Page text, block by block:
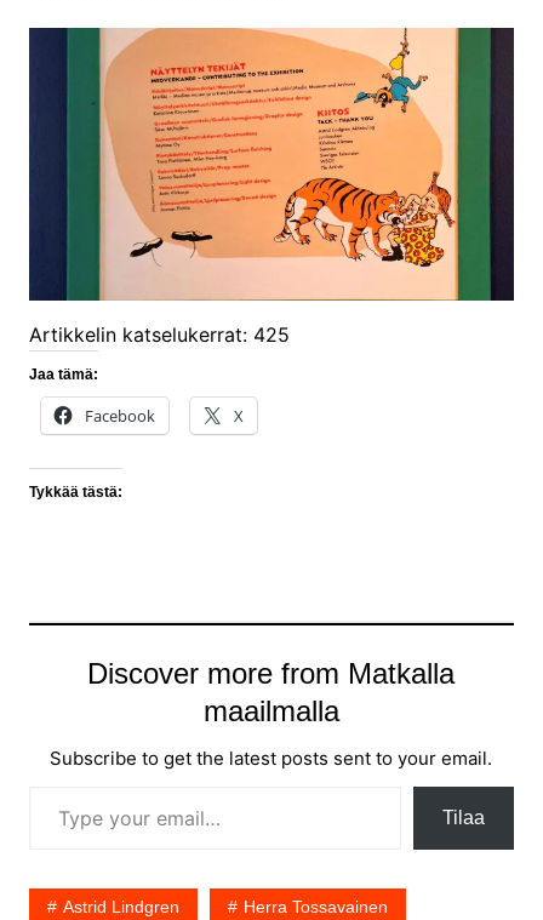
Artikkelin katselukerrat: 425
Jaa tämä:
Facebook X
Tykkää tästä:
Discover more from Matkalla
maailmalla
Subscribe to get the latest posts sent to your email.
Tilaa
Astrid Lindgren Herra Tossavainen